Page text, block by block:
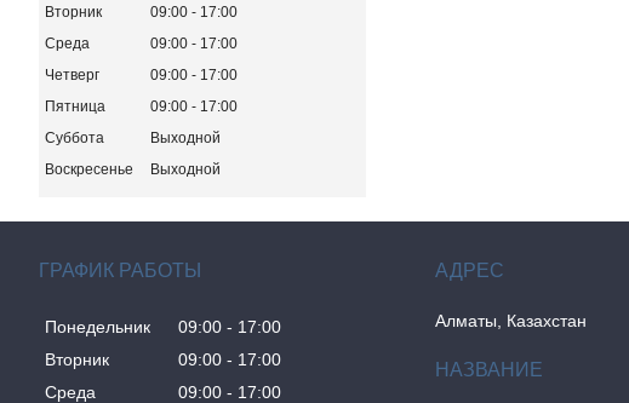
Вторник
09:00
17:00
Среда
09:00
17:00
Четверг
09:00
17:00
Пятница
09:00
17:00
Суббота
Выходной
Воскресенье
Выходной
ГРАФИК РАБОТЫ
Понедельник 09:00
17:00
Вторник
09:00
17:00
Среда
09:00 17:00
Алматы, Казахстан